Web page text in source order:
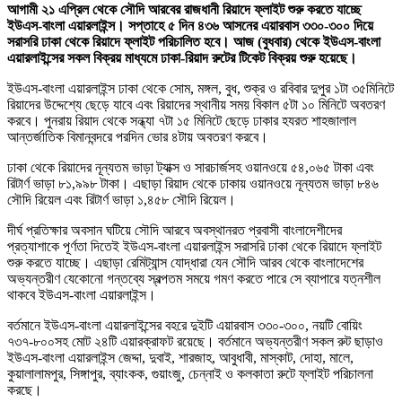
আগামী ২১ এপ্রিল থেকে সৌদি আরবের রাজধানী রিয়াদে ফ্লাইট শুরু করতে যাচ্ছে
ইউএস-বাংলা এয়ারলাইন্স। সপ্তাহে ৫ দিন ৪৩৬ আসনের এয়ারবাস ৩৩০-৩০০ দিয়ে
সরাসরি ঢাকা থেকে রিয়াদে ফ্লাইট পরিচালিত হবে। আজ (বুধবার) থেকে ইউএস-বাংলা
এয়ারলাইন্সের সকল বিক্রয় মাধ্যমে ঢাকা-রিয়াদ রুটের টিকেট বিক্রয় শুরু হয়েছে।
ইউএস-বাংলা এয়ারলাইন্স ঢাকা থেকে সোম, মঙ্গল, বুধ, শুক্র ও রবিবার দুপুর ১টা ৩৫মিনিটে
রিয়াদের উদ্দেশ্যে ছেড়ে যাবে এবং রিয়াদের স্থানীয় সময় বিকাল ৫টা ১০ মিনিটে অবতরণ
করবে। পুনরায় রিয়াদ থেকে সন্ধ্যা ৭টা ১৫ মিনিটে ছেড়ে ঢাকার হযরত শাহজালাল
আন্তর্জাতিক বিমানবন্দরে পরদিন ভোর ৪টায় অবতরণ করবে।
ঢাকা থেকে রিয়াদের নূন্যতম ভাড়া ট্যাক্স ও সারচার্জসহ ওয়ানওয়ে ৫৪,০৬৫ টাকা এবং
রিটার্ণ ভাড়া ৮১,৯৯৮ টাকা। এছাড়া রিয়াদ থেকে ঢাকায় ওয়ানওয়ে নূন্যতম ভাড়া ৮৪৬
সৌদি রিয়েল এবং রিটার্ণ ভাড়া ১,৪৫৮ সৌদি রিয়েল।
দীর্ঘ প্রতিক্ষার অবসান ঘটিয়ে সৌদি আরবে অবস্থানরত প্রবাসী বাংলাদেশীদের
প্রত্যাশাকে পূর্ণতা দিতেই ইউএস-বাংলা এয়ারলাইন্স সরাসরি ঢাকা থেকে রিয়াদে ফ্লাইট
শুরু করতে যাচ্ছে। এছাড়া রেমিট্যান্স যোদ্ধারা যেন সৌদি আরব থেকে বাংলাদেশের
অভ্যন্তরীণ যেকোনো গন্তব্যে স্বল্পতম সময়ে গমণ করতে পারে সে ব্যাপারে যত্নশীল
থাকবে ইউএস-বাংলা এয়ারলাইন্স।
বর্তমানে ইউএস-বাংলা এয়ারলাইন্সের বহরে দুইটি এয়ারবাস ৩৩০-৩০০, নয়টি বোয়িং
৭৩৭-৮০০সহ মোট ২৪টি এয়ারক্রাফট রয়েছে। বর্তমানে অভ্যন্তরীণ সকল রুট ছাড়াও
ইউএস-বাংলা এয়ারলাইন্স জেদ্দা, দুবাই, শারজাহ, আবুধাবী, মাস্কাট, দোহা, মালে,
কুয়ালালামপুর, সিঙ্গাপুর, ব্যাংকক, গুয়াংজু, চেন্নাই ও কলকাতা রুটে ফ্লাইট পরিচালনা
করছে।